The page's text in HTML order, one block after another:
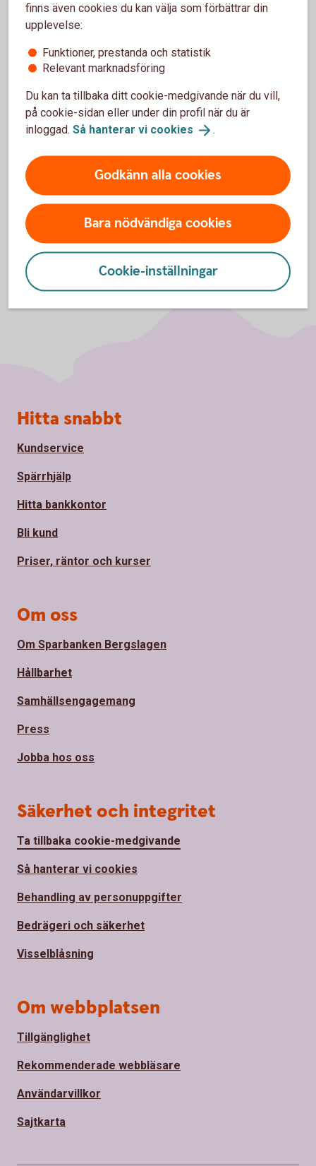
Vanliga frågor och svar
Måste man deklarera affärerna?
Finns det någon minimigräns?
Kan jag handla online i Kapitalspar Depå?
finns även cookies du kan välja som förbättrar din
upplevelse:
Funktioner, prestanda och statistik
Relevant marknadsföring
Du kan ta tillbaka ditt cookie-medgivande när du vill,
på cookie-sidan eller under din profil när du är
inloggad. Så hanterar vi cookies .
Godkänn alla cookies
Bara nödvändiga cookies
Cookie-inställningar
Sidfot
Hitta snabbt
Kundservice
Spärrhjälp
Hitta bankkontor
Bli kund
Priser, räntor och kurser
Om oss
Om Sparbanken Bergslagen
Hållbarhet
Samhällsengagemang
Press
Jobba hos oss
Säkerhet och integritet
Ta tillbaka cookie-medgivande
Så hanterar vi cookies
Behandling av personuppgifter
Bedrägeri och säkerhet
Visselblåsning
Om webbplatsen
Tillgänglighet
Rekommenderade webbläsare
Användarvillkor
Sajtkarta